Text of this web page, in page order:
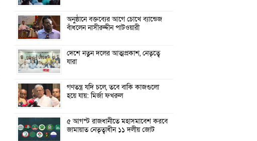
অনুষ্ঠানে বক্তব্যের আগে চোখে ব্যান্ডেজ
বাঁধলেন নাসীরুদ্দীন পাটওয়ারী
দেশে নতুন দলের আত্মপ্রকাশ, নেতৃত্বে
যারা
গণতন্ত্র যদি চলে, তবে বাকি কাজগুলো
হয়ে যায়: মির্জা ফখরুল
৫ আগস্ট রাজধানীতে মহাসমাবেশ করবে
জামায়াত নেতৃত্বাধীন ১১ দলীয় জোট